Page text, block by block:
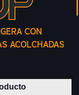
CON
ACOLCHADAS